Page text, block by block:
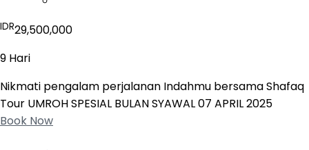
IDR29,500,000
9 Hari
Nikmati pengalam perjalanan Indahmu bersama Shafaq
Tour UMROH SPESIAL BULAN SYAWAL 07 APRIL 2025
Book Now